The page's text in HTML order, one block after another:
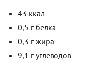
43 ккал
0,5 г белка
0,3 г жира
9,1 г углеводов